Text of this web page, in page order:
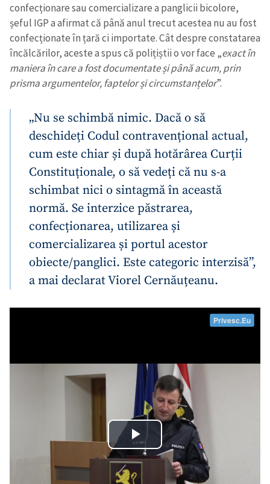
confecționare sau comercializare a panglicii bicolore,
șeful IGP a afirmat că până anul trecut acestea nu au fost
confecționate în țară ci importate. Cât despre constatarea
încălcărilor, aceste a spus că polițiștii o vor face „exact în
maniera în care a fost documentate și până acum, prin
prisma argumentelor, faptelor și circumstanțelor”.
„Nu se schimbă nimic. Dacă o să
deschideți Codul contravențional actual,
cum este chiar și după hotărârea Curții
Constituționale, o să vedeți că nu s-a
schimbat nici o sintagmă în această
normă. Se interzice păstrarea,
confecționarea, utilizarea și
comercializarea și portul acestor
obiecte/panglici. Este categoric interzisă”,
a mai declarat Viorel Cernăuțeanu.